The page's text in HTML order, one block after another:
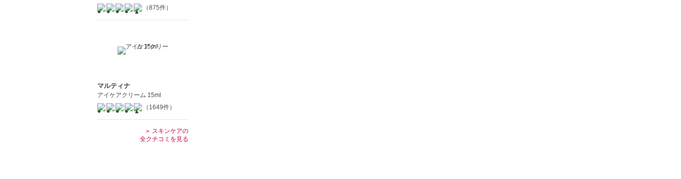
（875件）
マルティナ
アイケアクリーム 15ml
（1649件）
スキンケアの
全クチコミを見る